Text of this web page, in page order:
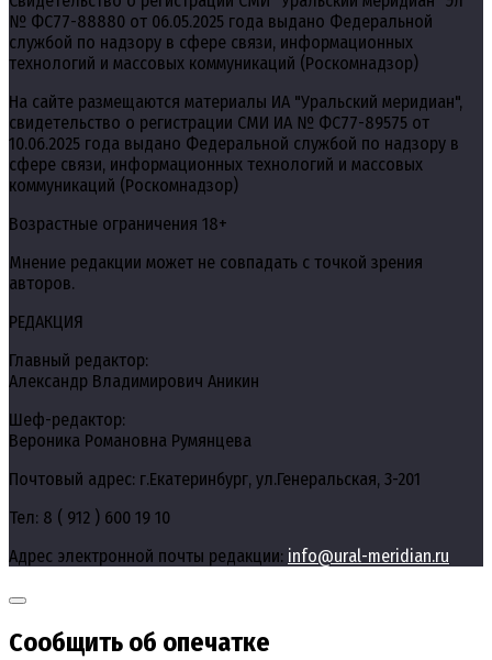
№ ФС77-88880 от 06.05.2025 года выдано Федеральной
службой по надзору в сфере связи, информационных
технологий и массовых коммуникаций (Роскомнадзор)
На сайте размещаются материалы ИА "Уральский меридиан",
свидетельство о регистрации СМИ ИА № ФС77-89575 от
10.06.2025 года выдано Федеральной службой по надзору в
сфере связи, информационных технологий и массовых
коммуникаций (Роскомнадзор)
Возрастные ограничения 18+
Мнение редакции может не совпадать с точкой зрения
авторов.
РЕДАКЦИЯ
Главный редактор:
Александр Владимирович Аникин
Шеф-редактор:
Вероника Романовна Румянцева
Почтовый адрес: г.Екатеринбург, ул.Генеральская, 3-201
Тел: 8 ( 912 ) 600 19 10
Адрес электронной почты редакции: info@ural-meridian.ru
Сообщить об опечатке